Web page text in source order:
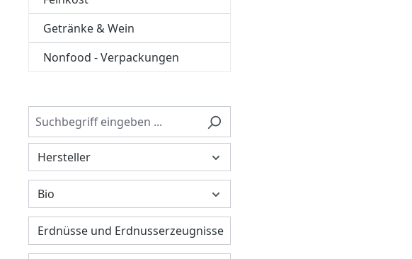
Getränke & Wein
Nonfood - Verpackungen
Hersteller
Bio
Erdnüsse und Erdnusserzeugnisse